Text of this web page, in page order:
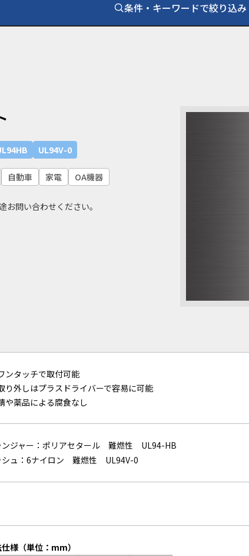
条件・キーワードで絞り込み
）
イフスタイル 住宅設備 医療機器
UL94V-0
自動車 家電 OA機器
お問い合わせください。
ンタッチで取付可能
り外しはプラスドライバーで容易に可能
や薬品による腐食なし
ンジャー：ポリアセタール 難燃性 UL94-HB
シュ：6ナイロン 難燃性 UL94V-0
様（単位：mm）